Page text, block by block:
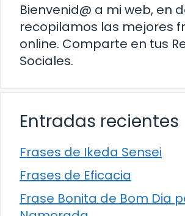
Bienvenid@ a mi web, en
recopilamos las mejores
online. Comparte en tus
Sociales.
Entradas recientes
Frases de Ikeda Sensei
Frases de Eficacia
Frase Bonita de Bom Dia